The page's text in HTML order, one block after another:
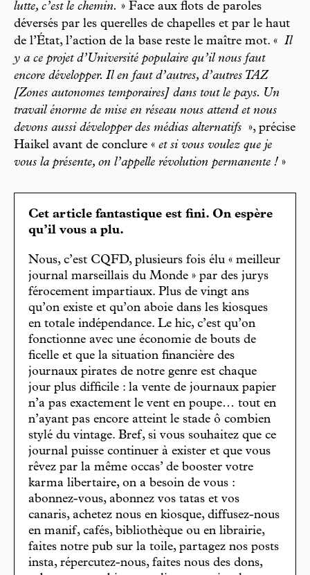
lutte, c’est le chemin. » Face aux flots de paroles
déversés par les querelles de chapelles et par le haut
de l’État, l’action de la base reste le maître mot. « Il
y a ce projet d’Université populaire qu’il nous faut
encore développer. Il en faut d’autres, d’autres TAZ
[Zones autonomes temporaires] dans tout le pays. Un
travail énorme de mise en réseau nous attend et nous
devons aussi développer des médias alternatifs », précise
Haikel avant de conclure « et si vous voulez que je
vous la présente, on l’appelle révolution permanente ! »
Cet article fantastique est fini. On espère
qu’il vous a plu.
Nous, c’est CQFD, plusieurs fois élu « meilleur
journal marseillais du Monde » par des jurys
férocement impartiaux. Plus de vingt ans
qu’on existe et qu’on aboie dans les kiosques
en totale indépendance. Le hic, c’est qu’on
fonctionne avec une économie de bouts de
ficelle et que la situation financière des
journaux pirates de notre genre est chaque
jour plus difficile : la vente de journaux papier
n’a pas exactement le vent en poupe… tout en
n’ayant pas encore atteint le stade ô combien
stylé du vintage. Bref, si vous souhaitez que ce
journal puisse continuer à exister et que vous
rêvez par la même occas’ de booster votre
karma libertaire, on a besoin de vous :
abonnez-vous, abonnez vos tatas et vos
canaris, achetez nous en kiosque, diffusez-nous
en manif, cafés, bibliothèque ou en librairie,
faites notre pub sur la toile, partagez nos posts
insta, répercutez-nous, faites nous des dons,